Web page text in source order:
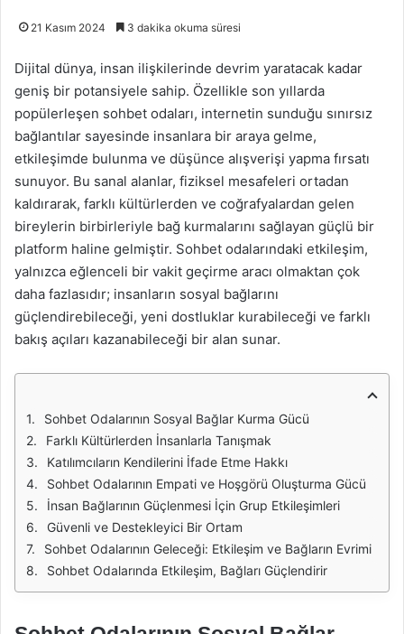
21 Kasım 2024 3 dakika okuma süresi
Dijital dünya, insan ilişkilerinde devrim yaratacak kadar
geniş bir potansiyele sahip. Özellikle son yıllarda
popülerleşen sohbet odaları, internetin sunduğu sınırsız
bağlantılar sayesinde insanlara bir araya gelme,
etkileşimde bulunma ve düşünce alışverişi yapma fırsatı
sunuyor. Bu sanal alanlar, fiziksel mesafeleri ortadan
kaldırarak, farklı kültürlerden ve coğrafyalardan gelen
bireylerin birbirleriyle bağ kurmalarını sağlayan güçlü bir
platform haline gelmiştir. Sohbet odalarındaki etkileşim,
yalnızca eğlenceli bir vakit geçirme aracı olmaktan çok
daha fazlasıdır; insanların sosyal bağlarını
güçlendirebileceği, yeni dostluklar kurabileceği ve farklı
bakış açıları kazanabileceği bir alan sunar.
Sohbet Odalarının Sosyal Bağlar Kurma Gücü
Farklı Kültürlerden İnsanlarla Tanışmak
Katılımcıların Kendilerini İfade Etme Hakkı
Sohbet Odalarının Empati ve Hoşgörü Oluşturma Gücü
İnsan Bağlarının Güçlenmesi İçin Grup Etkileşimleri
Güvenli ve Destekleyici Bir Ortam
Sohbet Odalarının Geleceği: Etkileşim ve Bağların Evrimi
Sohbet Odalarında Etkileşim, Bağları Güçlendirir